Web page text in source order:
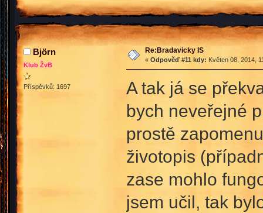
Björn
Klub ŽvB
Příspěvků: 1697
Re:Bradavicky IS
« Odpověď #11 kdy: Květen 08, 2014,
A tak já se
bych neveřejné
prostě
životopis
zase mohlo
jsem učil, tak